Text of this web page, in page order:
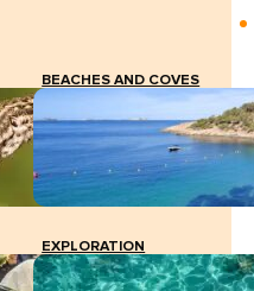
BEACHES AND COVES
EXPLORATION